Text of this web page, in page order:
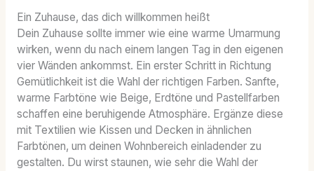
Ein Zuhause, das dich willkommen heißt
Dein Zuhause sollte immer wie eine warme Umarmung
wirken, wenn du nach einem langen Tag in den eigenen
vier Wänden ankommst. Ein erster Schritt in Richtung
Gemütlichkeit ist die Wahl der richtigen Farben. Sanfte,
warme Farbtöne wie Beige, Erdtöne und Pastellfarben
schaffen eine beruhigende Atmosphäre. Ergänze diese
mit Textilien wie Kissen und Decken in ähnlichen
Farbtönen, um deinen Wohnbereich einladender zu
gestalten. Du wirst staunen, wie sehr die Wahl der